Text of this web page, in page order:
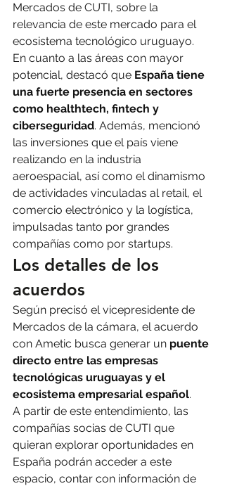
Mercados de CUTI, sobre la
relevancia de este mercado para el
ecosistema tecnológico uruguayo.
En cuanto a las áreas con mayor
potencial, destacó que España tiene
una fuerte presencia en sectores
como healthtech, fintech y
ciberseguridad. Además, mencionó
las inversiones que el país viene
realizando en la industria
aeroespacial, así como el dinamismo
de actividades vinculadas al retail, el
comercio electrónico y la logística,
impulsadas tanto por grandes
compañías como por startups.
Los detalles de los
acuerdos
Según precisó el vicepresidente de
Mercados de la cámara, el acuerdo
con Ametic busca generar un puente
directo entre las empresas
tecnológicas uruguayas y el
ecosistema empresarial español.
A partir de este entendimiento, las
compañías socias de CUTI que
quieran explorar oportunidades en
España podrán acceder a este
espacio, contar con información de